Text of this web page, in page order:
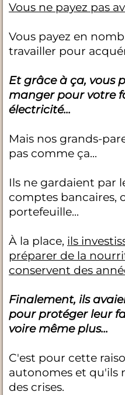
Vous ne payez pas
Vous payez en
travailler pour
Et grâce à ça, vous
manger pour votre
électricité...
Mais nos grands-
pas comme ça...
Ils ne gardaient par
comptes bancaires,
portefeuille...
À la place, ils
préparer de la
conservent des
Finalement, ils
pour protéger leur
voire même plus...
C'est pour cette
autonomes et qu'ils
des crises.